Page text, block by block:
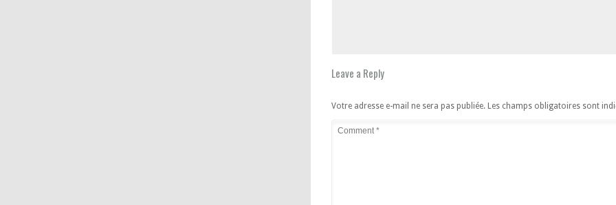
Leave a Reply
Votre adresse e-mail ne sera pas publiée. Les champs obligatoires sont